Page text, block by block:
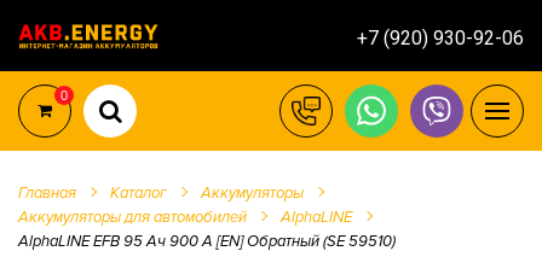
+7 (920) 930-92-06
0
Главная Каталог
Аккумуляторы
Аккумуляторы для автомобилей
AlphaLINE
AlphaLINE EFB 95 Ач 900 А [EN] Обратный (SE 59510)